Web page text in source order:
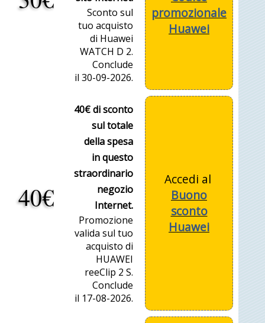
Sconto sul
tuo acquisto
di Huawei
WATCH D 2.
Conclude
il 30-09-2026.
promozionale
Huawei
40€
40€ di sconto
sul totale
della spesa
in questo
straordinario
negozio
Internet.
Promozione
valida sul tuo
acquisto di
HUAWEI
reeClip 2 S.
Conclude
il 17-08-2026.
Accedi al
Buono
sconto
Huawei